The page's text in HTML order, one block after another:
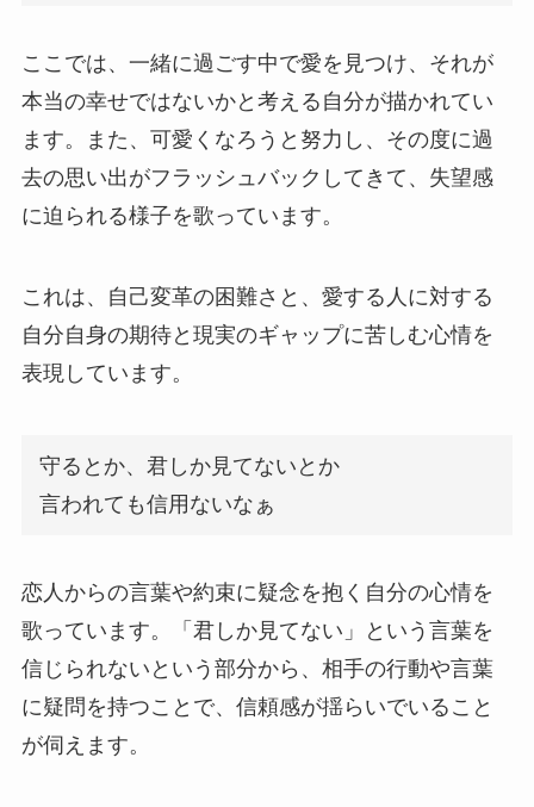
ここでは、一緒に過ごす中で愛を見つけ、それが
本当の幸せではないかと考える自分が描かれてい
ます。また、可愛くなろうと努力し、その度に過
去の思い出がフラッシュバックしてきて、失望感
に迫られる様子を歌っています。
これは、自己変革の困難さと、愛する人に対する
自分自身の期待と現実のギャップに苦しむ心情を
表現しています。
守るとか、君しか見てないとか
言われても信用ないなぁ
恋人からの言葉や約束に疑念を抱く自分の心情を
歌っています。「君しか見てない」という言葉を
信じられないという部分から、相手の行動や言葉
に疑問を持つことで、信頼感が揺らいでいること
が伺えます。